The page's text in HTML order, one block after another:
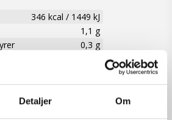
Detaljer Om
346 kcal / 1449 kJ
1,1 g
0,3 g
2,9 g